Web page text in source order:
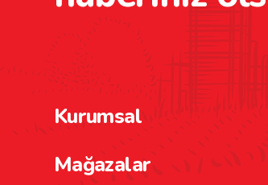
Kurumsal
Mağazalar